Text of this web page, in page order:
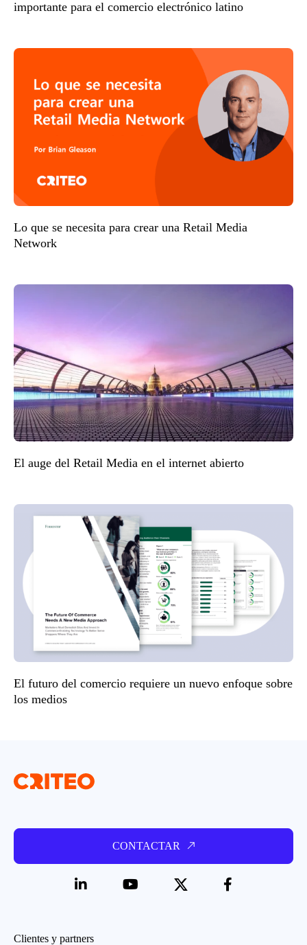
importante para el comercio electrónico latino
Lo que se necesita para crear una Retail Media
Network
El auge del Retail Media en el internet abierto
El futuro del comercio requiere un nuevo enfoque sobre
los medios
CONTACTAR
Clientes y partners